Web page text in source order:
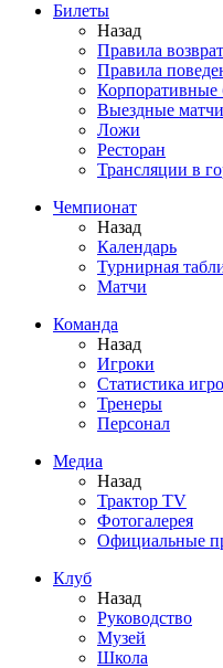
Билеты
Назад
Правила
Правила
Корпоративные
Выездные матчи
Ложи
Ресторан
Трансляции в
Чемпионат
Назад
Календарь
Турнирная
Матчи
Команда
Назад
Игроки
Статистика
Тренеры
Персонал
Медиа
Назад
Трактор TV
Фотогалерея
Официальные
Клуб
Назад
Руководство
Музей
Школа